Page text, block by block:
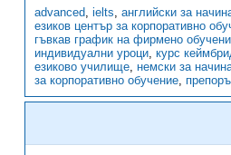
advanced, ielts, английски за
езиков център за корпоративно
гъвкав график на фирмено
индивидуални уроци, курс
езиково училище, немски за
за корпоративно обучение,